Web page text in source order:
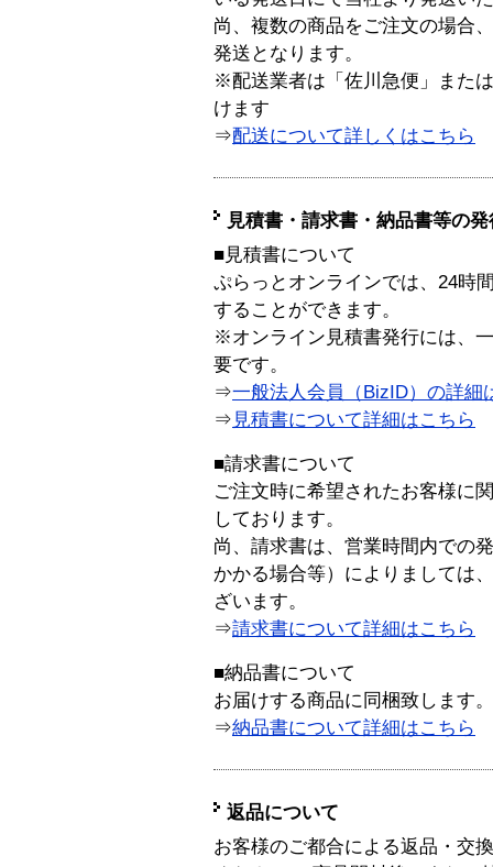
尚、複数の商品をご注文の場合
発送となります。
※配送業者は「佐川急便」また
けます
⇒配送について詳しくはこちら
見積書・請求書・納品書等の
■見積書について
ぷらっとオンラインでは、24時
することができます。
※オンライン見積書発行には、
要です。
⇒一般法人会員（BizID）の詳細
⇒ 見積書について詳細はこちら
■請求書について
ご注文時に希望されたお客様に
しております。
尚、請求書は、営業時間内での
かかる場合等）によりましては
ざいます。
⇒請求書について詳細はこちら
■納品書について
お届けする商品に同梱致します。
⇒納品書について詳細はこちら
返品について
お客様のご都合による返品・交